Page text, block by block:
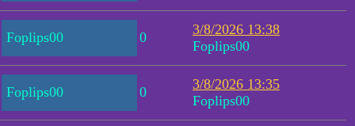
Foplips00 0
3/8/2026 13:38
Foplips00
Foplips00 0
3/8/2026 13:35
Foplips00